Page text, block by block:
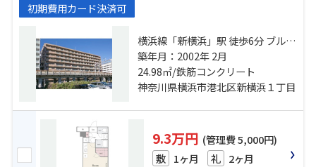
初期費用カード決済可
横浜線「新横浜」駅 徒歩6分 ブルー
ライン「岸根公園」駅 徒歩20分 横
浜線「小机」駅 徒歩26分
築年月：2002年 2月
24.98㎡/鉄筋コンクリート
神奈川県横浜市港北区新横浜１丁目
9.3万円 (管理費 5,000円)
敷 1ヶ月 礼 2ヶ月